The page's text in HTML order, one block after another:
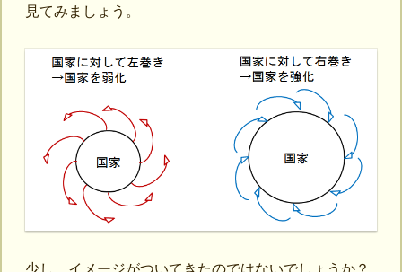
見てみましょう。
少し、イメージがついてきたのではないでしょうか？